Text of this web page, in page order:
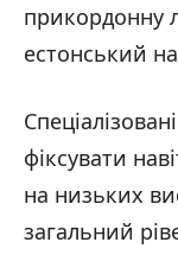
прикордонну
естонський
фіксувати
на низьких
загальний